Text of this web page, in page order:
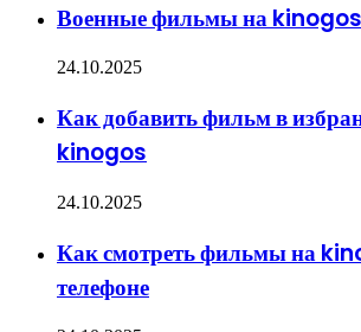
Военные фильмы на kinogos
24.10.2025
Как добавить фильм в
kinogos
24.10.2025
Как смотреть фильмы на
телефоне